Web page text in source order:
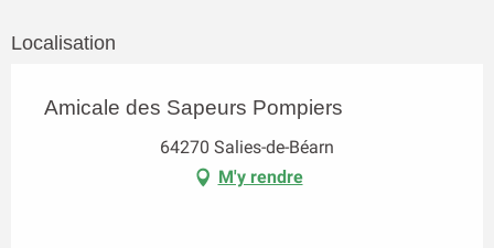
Localisation
Amicale des Sapeurs Pompiers
64270 Salies-de-Béarn
M'y rendre